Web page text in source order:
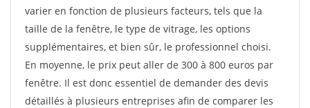
varier en fonction de plusieurs facteurs, tels que la
taille de la fenêtre, le type de vitrage, les options
supplémentaires, et bien sûr, le professionnel choisi.
En moyenne, le prix peut aller de 300 à 800 euros par
fenêtre. Il est donc essentiel de demander des devis
détaillés à plusieurs entreprises afin de comparer les